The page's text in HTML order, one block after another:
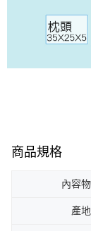
商品規格
內容物
產地